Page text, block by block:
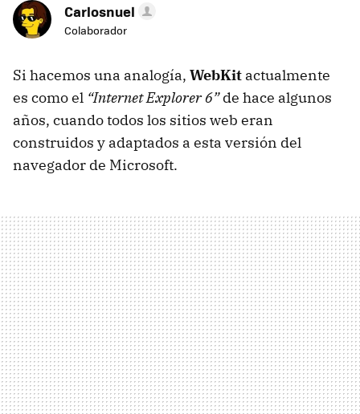
Carlosnuel
Colaborador
Si hacemos una analogía, WebKit actualmente
es como el “Internet Explorer 6”de hace algunos
años, cuando todos los sitios web eran
construidos y adaptados a esta versión del
navegador de Microsoft.